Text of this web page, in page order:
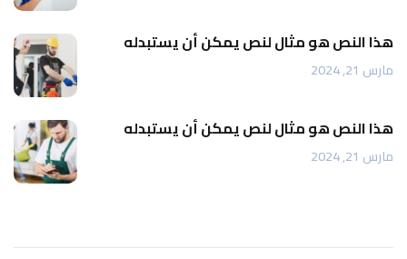
هذا النص هو مثال لنص يمكن أن يستبدله
مارس 21, 2024
هذا النص هو مثال لنص يمكن أن يستبدله
مارس 21, 2024